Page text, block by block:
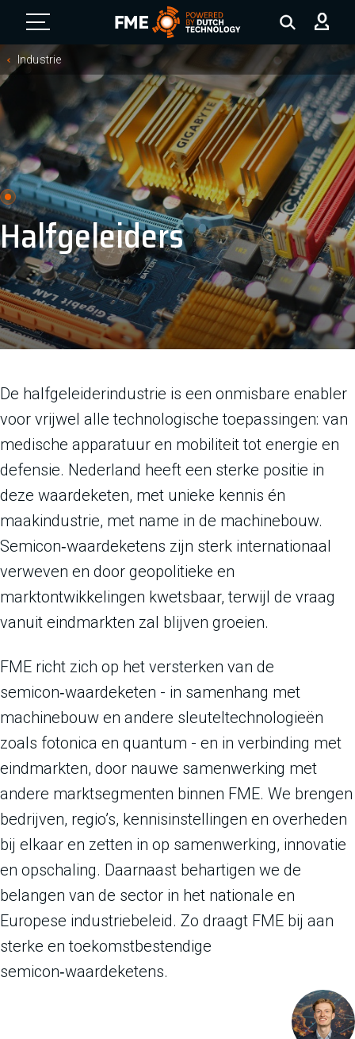
FME Logo, to the homepage
Industrie
Halfgeleiders
De halfgeleiderindustrie is een onmisbare enabler
voor vrijwel alle technologische toepassingen: van
medische apparatuur en mobiliteit tot energie en
defensie. Nederland heeft een sterke positie in
deze waardeketen, met unieke kennis én
maakindustrie, met name in de machinebouw.
Semicon‑waardeketens zijn sterk internationaal
verweven en door geopolitieke en
marktontwikkelingen kwetsbaar, terwijl de vraag
vanuit eindmarkten zal blijven groeien.
FME richt zich op het versterken van de
semicon‑waardeketen - in samenhang met
machinebouw en andere sleuteltechnologieën
zoals fotonica en quantum - en in verbinding met
eindmarkten, door nauwe samenwerking met
andere marktsegmenten binnen FME. We brengen
bedrijven, regio’s, kennisinstellingen en overheden
bij elkaar en zetten in op samenwerking, innovatie
en opschaling. Daarnaast behartigen we de
belangen van de sector in het nationale en
Europese industriebeleid. Zo draagt FME bij aan
sterke en toekomstbestendige
semicon‑waardeketens.